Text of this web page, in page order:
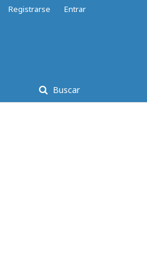
Buscar
Registrarse Entrar